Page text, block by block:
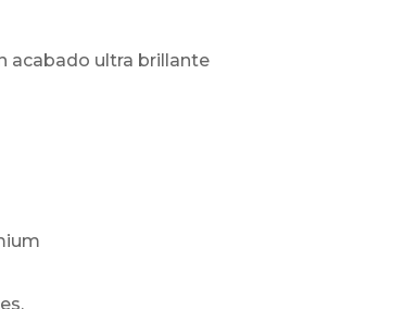
acabado ultra brillante